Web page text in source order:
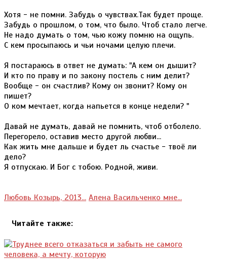
Хотя - не помни. Забудь о чувствах.Так будет проще.
Забудь о прошлом, о том, что было. Чтоб стало легче.
Не надо думать о том, чью кожу помню на ощупь.
С кем просыпаюсь и чьи ночами целую плечи.
Я постараюсь в ответ не думать: "А кем он дышит?
И кто по праву и по закону постель с ним делит?
Вообще - он счастлив? Кому он звонит? Кому он
пишет?
О ком мечтает, когда напьется в конце недели? "
Давай не думать, давай не помнить, чтоб отболело.
Перегорело, оставив место другой любви...
Как жить мне дальше и будет ль счастье - твоё ли
дело?
Я отпускаю. И Бог с тобою. Родной, живи.
Любовь Козырь, 2013... Алена Васильченко мне...
Читайте также: